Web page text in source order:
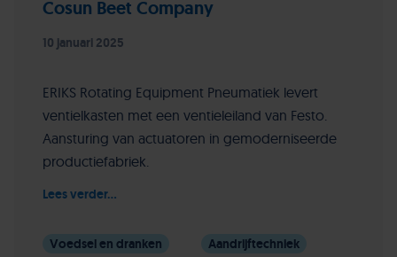
Cosun Beet Company
10 januari 2025
ERIKS Rotating Equipment Pneumatiek levert
ventielkasten met een ventieleiland van Festo.
Aansturing van actuatoren in gemoderniseerde
productiefabriek.
Lees verder...
Voedsel en dranken
Aandrijftechniek